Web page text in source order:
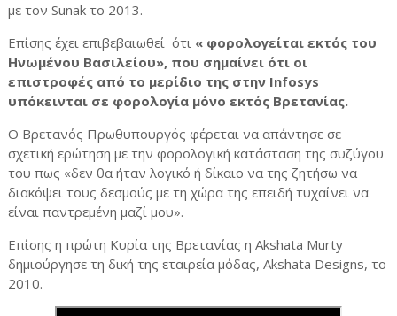
με τον Sunak το 2013.
Επίσης έχει επιβεβαιωθεί ότι « φορολογείται εκτός του
Ηνωμένου Βασιλείου», που σημαίνει ότι οι
επιστροφές από το μερίδιο της στην Infosys
υπόκεινται σε φορολογία μόνο εκτός Βρετανίας.
Ο Βρετανός Πρωθυπουργός φέρεται να απάντησε σε
σχετική ερώτηση με την φορολογική κατάσταση της συζύγου
του πως «δεν θα ήταν λογικό ή δίκαιο να της ζητήσω να
διακόψει τους δεσμούς με τη χώρα της επειδή τυχαίνει να
είναι παντρεμένη μαζί μου».
Επίσης η πρώτη Κυρία της Βρετανίας η Akshata Murty
δημιούργησε τη δική της εταιρεία μόδας, Akshata Designs, το
2010.